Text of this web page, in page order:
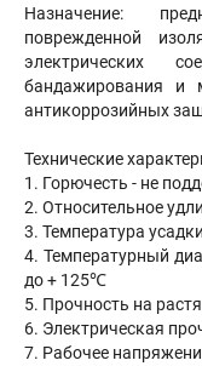
Назначение:
поврежденной
электрических
бандажирования и
антикоррозийных
Технические
1. Горючесть - не
2. Относительное
3. Температура
4. Температурный
до + 125℃
5. Прочность на
6. Электрическая
7. Рабочее